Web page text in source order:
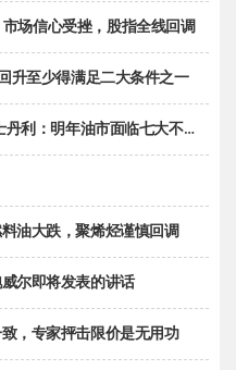
场信心受挫，股指全线回调
升至少得满足二大条件之一
：明年油市面临七大不确定性
油大跌，聚烯烃谨慎回调
尔即将发表的讲话
，专家抨击限价是无用功